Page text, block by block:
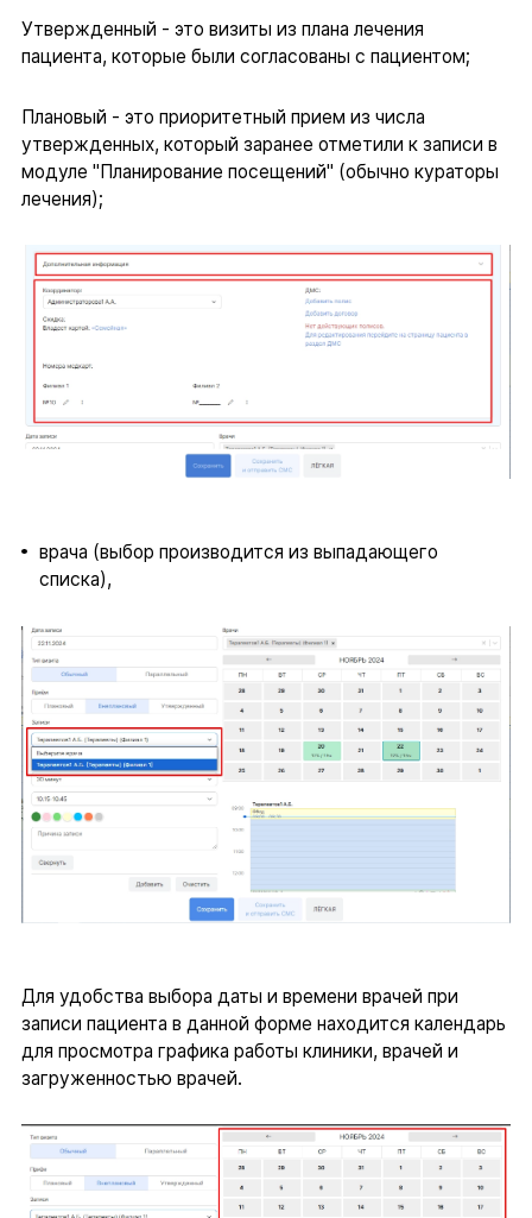
Утвержденный - это визиты из плана лечения
пациента, которые были согласованы с пациентом;
Плановый - это приоритетный прием из числа
утвержденных, который заранее отметили к записи в
модуле "Планирование посещений" (обычно кураторы
лечения);
врача (выбор производится из выпадающего
списка),
Для удобства выбора даты и времени врачей при
записи пациента в данной форме находится календарь
для просмотра графика работы клиники, врачей и
загруженностью врачей.